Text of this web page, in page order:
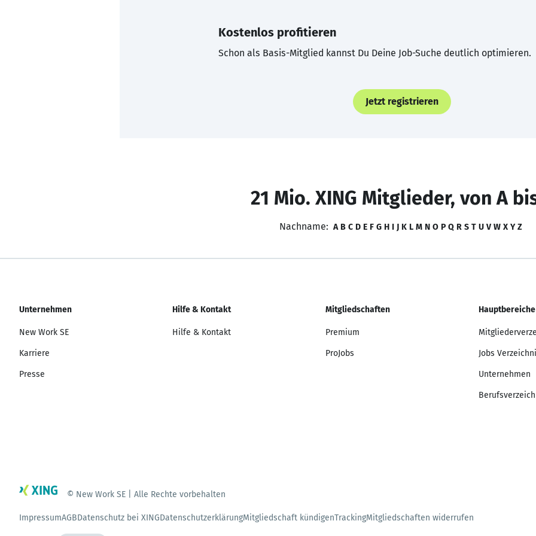
Kostenlos profitieren
Schon als Basis-Mitglied kannst Du Deine Job-Suche deutlich optimieren.
Jetzt registrieren
21 Mio. XING Mitglieder, von A
Nachname: A B C D E F G H I J K L M N O P Q R S T U V W X Y Z
Unternehmen
New Work SE
Karriere
Presse
Hilfe & Kontakt
Hilfe & Kontakt
Mitgliedschaften
Premium
ProJobs
Hauptbereiche
Jobs
Unternehmen
© New Work SE | Alle Rechte vorbehalten
ImpressumAGBDatenschutz bei XINGDatenschutzerklärungMitgliedschaft kündigenTrackingMitgliedschaften widerrufen